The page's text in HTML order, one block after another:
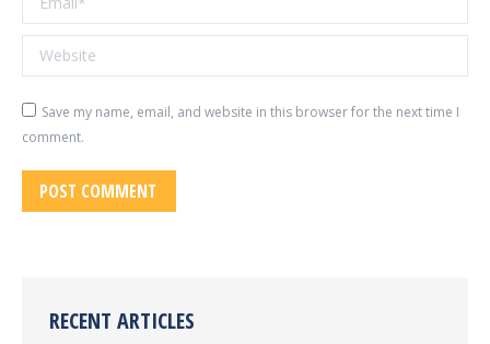
Website
Save my name, email, and website in this browser for the next time I
comment.
POST COMMENT
RECENT ARTICLES